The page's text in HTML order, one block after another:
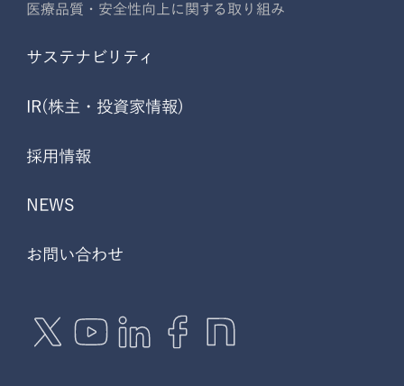
医療品質・安全性向上に関する取り組み
サステナビリティ
IR(株主・投資家情報)
採用情報
NEWS
お問い合わせ